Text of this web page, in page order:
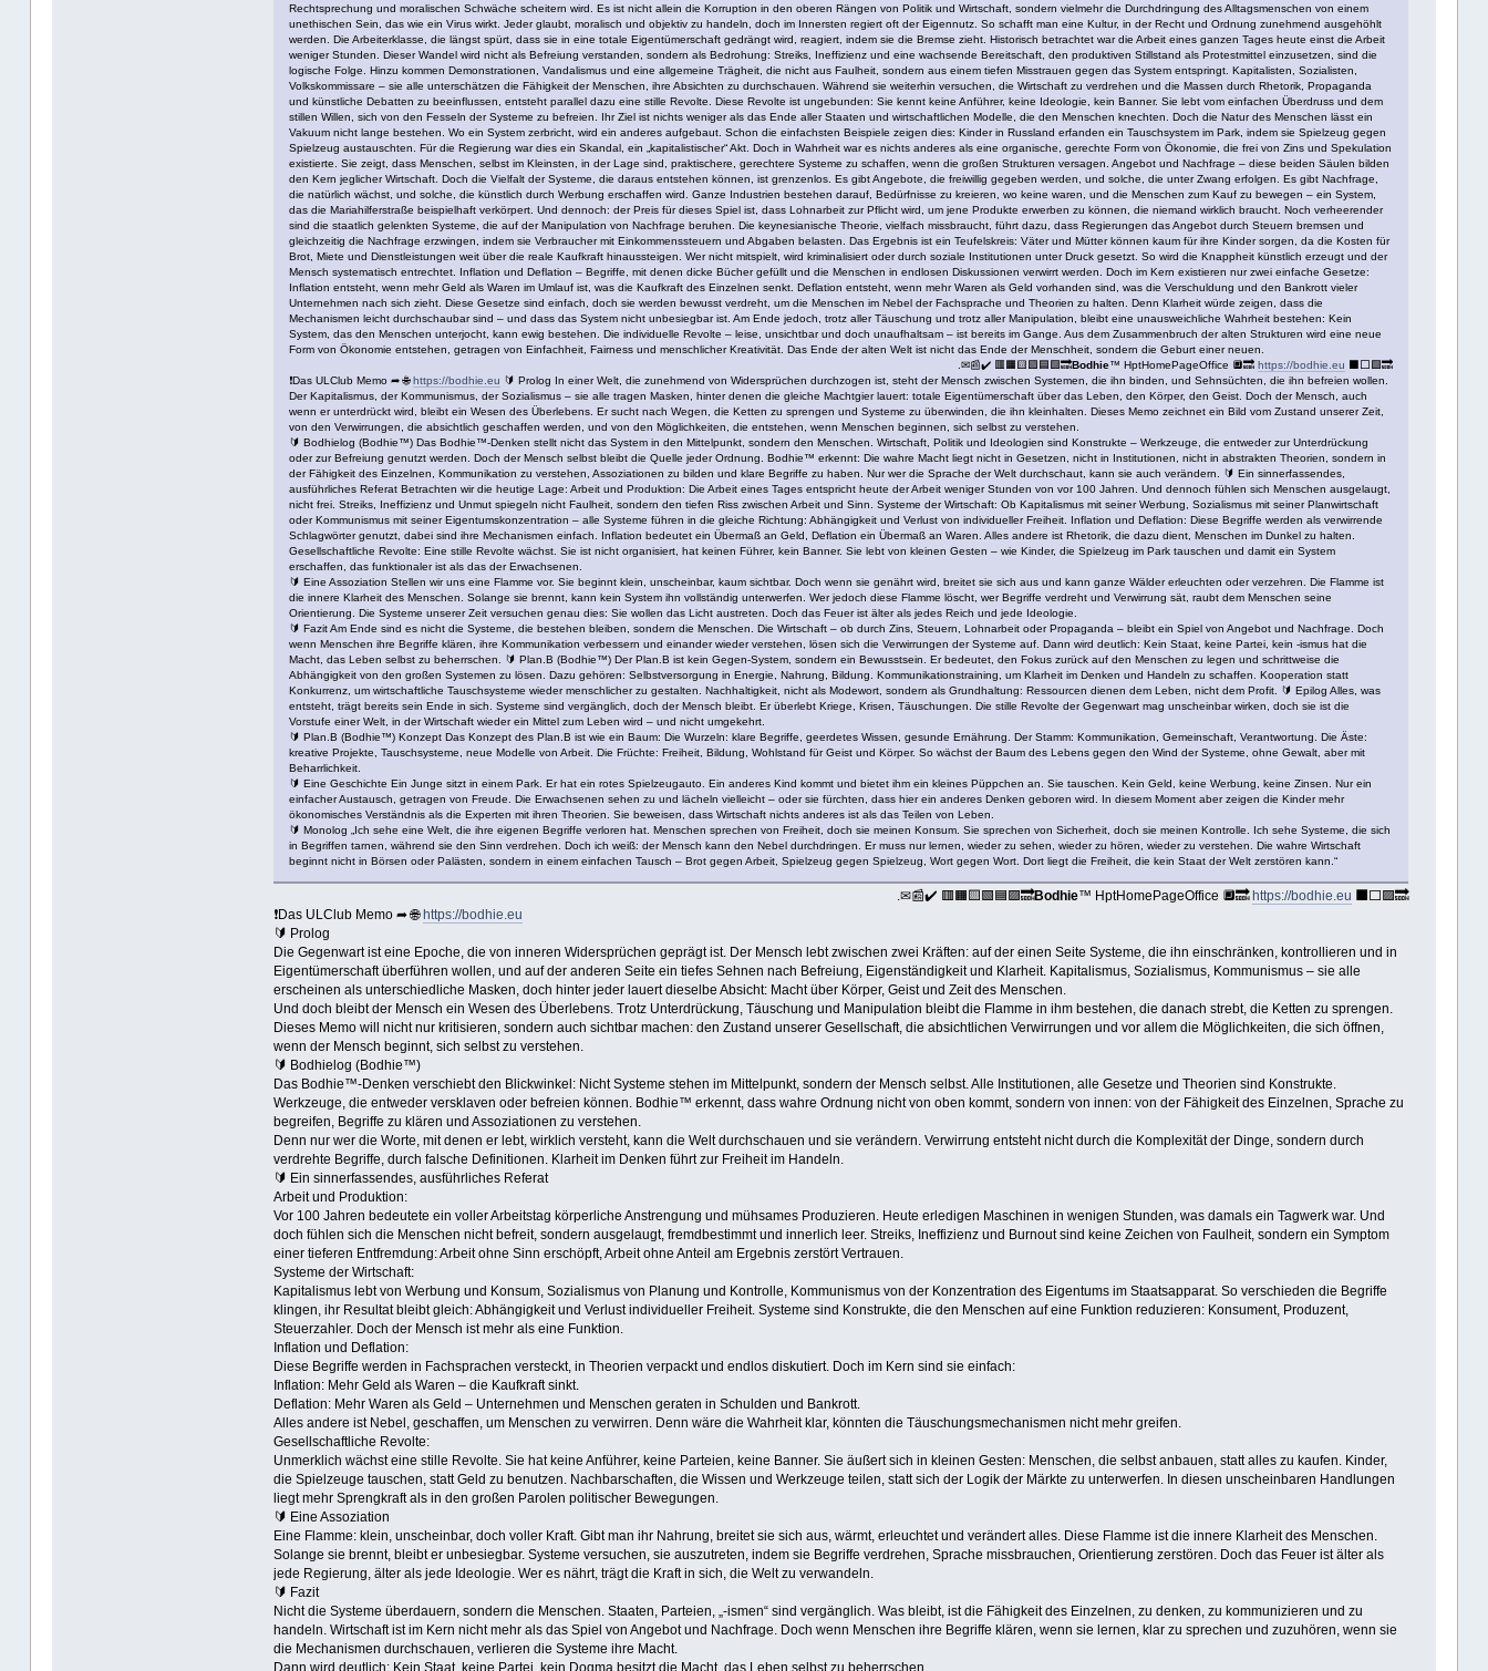
Rechtsprechung und moralischen Schwäche scheitern wird. Es ist nicht allein die Korruption in den oberen Rängen von Politik und Wirtschaft, sondern vielmehr die Durchdringung des Alltagsmenschen von einem
unethischen Sein, das wie ein Virus wirkt. Jeder glaubt, moralisch und objektiv zu handeln, doch im Innersten regiert oft der Eigennutz. So schafft man eine Kultur, in der Recht und Ordnung zunehmend ausgehöhlt
werden. Die Arbeiterklasse, die längst spürt, dass sie in eine totale Eigentümerschaft gedrängt wird, reagiert, indem sie die Bremse zieht. Historisch betrachtet war die Arbeit eines ganzen Tages heute einst die Arbeit
weniger Stunden. Dieser Wandel wird nicht als Befreiung verstanden, sondern als Bedrohung: Streiks, Ineffizienz und eine wachsende Bereitschaft, den produktiven Stillstand als Protestmittel einzusetzen, sind die
logische Folge. Hinzu kommen Demonstrationen, Vandalismus und eine allgemeine Trägheit, die nicht aus Faulheit, sondern aus einem tiefen Misstrauen gegen das System entspringt. Kapitalisten, Sozialisten,
Volkskommissare – sie alle unterschätzen die Fähigkeit der Menschen, ihre Absichten zu durchschauen. Während sie weiterhin versuchen, die Wirtschaft zu verdrehen und die Massen durch Rhetorik, Propaganda
und künstliche Debatten zu beeinflussen, entsteht parallel dazu eine stille Revolte. Diese Revolte ist ungebunden: Sie kennt keine Anführer, keine Ideologie, kein Banner. Sie lebt vom einfachen Überdruss und dem
stillen Willen, sich von den Fesseln der Systeme zu befreien. Ihr Ziel ist nichts weniger als das Ende aller Staaten und wirtschaftlichen Modelle, die den Menschen knechten. Doch die Natur des Menschen lässt ein
Vakuum nicht lange bestehen. Wo ein System zerbricht, wird ein anderes aufgebaut. Schon die einfachsten Beispiele zeigen dies: Kinder in Russland erfanden ein Tauschsystem im Park, indem sie Spielzeug gegen
Spielzeug austauschten. Für die Regierung war dies ein Skandal, ein „kapitalistischer“ Akt. Doch in Wahrheit war es nichts anderes als eine organische, gerechte Form von Ökonomie, die frei von Zins und Spekulation
existierte. Sie zeigt, dass Menschen, selbst im Kleinsten, in der Lage sind, praktischere, gerechtere Systeme zu schaffen, wenn die großen Strukturen versagen. Angebot und Nachfrage – diese beiden Säulen bilden
den Kern jeglicher Wirtschaft. Doch die Vielfalt der Systeme, die daraus entstehen können, ist grenzenlos. Es gibt Angebote, die freiwillig gegeben werden, und solche, die unter Zwang erfolgen. Es gibt Nachfrage,
die natürlich wächst, und solche, die künstlich durch Werbung erschaffen wird. Ganze Industrien bestehen darauf, Bedürfnisse zu kreieren, wo keine waren, und die Menschen zum Kauf zu bewegen – ein System,
das die Mariahilferstraße beispielhaft verkörpert. Und dennoch: der Preis für dieses Spiel ist, dass Lohnarbeit zur Pflicht wird, um jene Produkte erwerben zu können, die niemand wirklich braucht. Noch verheerender
sind die staatlich gelenkten Systeme, die auf der Manipulation von Nachfrage beruhen. Die keynesianische Theorie, vielfach missbraucht, führt dazu, dass Regierungen das Angebot durch Steuern bremsen und
gleichzeitig die Nachfrage erzwingen, indem sie Verbraucher mit Einkommenssteuern und Abgaben belasten. Das Ergebnis ist ein Teufelskreis: Väter und Mütter können kaum für ihre Kinder sorgen, da die Kosten für
Brot, Miete und Dienstleistungen weit über die reale Kaufkraft hinaussteigen. Wer nicht mitspielt, wird kriminalisiert oder durch soziale Institutionen unter Druck gesetzt. So wird die Knappheit künstlich erzeugt und der
Mensch systematisch entrechtet. Inflation und Deflation – Begriffe, mit denen dicke Bücher gefüllt und die Menschen in endlosen Diskussionen verwirrt werden. Doch im Kern existieren nur zwei einfache Gesetze:
Inflation entsteht, wenn mehr Geld als Waren im Umlauf ist, was die Kaufkraft des Einzelnen senkt. Deflation entsteht, wenn mehr Waren als Geld vorhanden sind, was die Verschuldung und den Bankrott vieler
Unternehmen nach sich zieht. Diese Gesetze sind einfach, doch sie werden bewusst verdreht, um die Menschen im Nebel der Fachsprache und Theorien zu halten. Denn Klarheit würde zeigen, dass die
Mechanismen leicht durchschaubar sind – und dass das System nicht unbesiegbar ist. Am Ende jedoch, trotz aller Täuschung und trotz aller Manipulation, bleibt eine unausweichliche Wahrheit bestehen: Kein
System, das den Menschen unterjocht, kann ewig bestehen. Die individuelle Revolte – leise, unsichtbar und doch unaufhaltsam – ist bereits im Gange. Aus dem Zusammenbruch der alten Strukturen wird eine neue
Form von Ökonomie entstehen, getragen von Einfachheit, Fairness und menschlicher Kreativität. Das Ende der alten Welt ist nicht das Ende der Menschheit, sondern die Geburt einer neuen.
.✉📰✔️ 🟥🟧🟨🟩🟦🟪🔜Bodhie™ HptHomePageOffice 🔲🔜https://bodhie.eu ⬛️⬜️🟪🔜
❗Das ULClub Memo ➦ 🌐https://bodhie.eu 🔰 Prolog In einer Welt, die zunehmend von Widersprüchen durchzogen ist, steht der Mensch zwischen Systemen, die ihn binden, und Sehnsüchten, die ihn befreien wollen.
Der Kapitalismus, der Kommunismus, der Sozialismus – sie alle tragen Masken, hinter denen die gleiche Machtgier lauert: totale Eigentümerschaft über das Leben, den Körper, den Geist. Doch der Mensch, auch
wenn er unterdrückt wird, bleibt ein Wesen des Überlebens. Er sucht nach Wegen, die Ketten zu sprengen und Systeme zu überwinden, die ihn kleinhalten. Dieses Memo zeichnet ein Bild vom Zustand unserer Zeit,
von den Verwirrungen, die absichtlich geschaffen werden, und von den Möglichkeiten, die entstehen, wenn Menschen beginnen, sich selbst zu verstehen.
🔰 Bodhielog (Bodhie™) Das Bodhie™-Denken stellt nicht das System in den Mittelpunkt, sondern den Menschen. Wirtschaft, Politik und Ideologien sind Konstrukte – Werkzeuge, die entweder zur Unterdrückung
oder zur Befreiung genutzt werden. Doch der Mensch selbst bleibt die Quelle jeder Ordnung. Bodhie™ erkennt: Die wahre Macht liegt nicht in Gesetzen, nicht in Institutionen, nicht in abstrakten Theorien, sondern in
der Fähigkeit des Einzelnen, Kommunikation zu verstehen, Assoziationen zu bilden und klare Begriffe zu haben. Nur wer die Sprache der Welt durchschaut, kann sie auch verändern. 🔰 Ein sinnerfassendes,
ausführliches Referat Betrachten wir die heutige Lage: Arbeit und Produktion: Die Arbeit eines Tages entspricht heute der Arbeit weniger Stunden von vor 100 Jahren. Und dennoch fühlen sich Menschen ausgelaugt,
nicht frei. Streiks, Ineffizienz und Unmut spiegeln nicht Faulheit, sondern den tiefen Riss zwischen Arbeit und Sinn. Systeme der Wirtschaft: Ob Kapitalismus mit seiner Werbung, Sozialismus mit seiner Planwirtschaft
oder Kommunismus mit seiner Eigentumskonzentration – alle Systeme führen in die gleiche Richtung: Abhängigkeit und Verlust von individueller Freiheit. Inflation und Deflation: Diese Begriffe werden als verwirrende
Schlagwörter genutzt, dabei sind ihre Mechanismen einfach. Inflation bedeutet ein Übermaß an Geld, Deflation ein Übermaß an Waren. Alles andere ist Rhetorik, die dazu dient, Menschen im Dunkel zu halten.
Gesellschaftliche Revolte: Eine stille Revolte wächst. Sie ist nicht organisiert, hat keinen Führer, kein Banner. Sie lebt von kleinen Gesten – wie Kinder, die Spielzeug im Park tauschen und damit ein System
erschaffen, das funktionaler ist als das der Erwachsenen.
🔰 Eine Assoziation Stellen wir uns eine Flamme vor. Sie beginnt klein, unscheinbar, kaum sichtbar. Doch wenn sie genährt wird, breitet sie sich aus und kann ganze Wälder erleuchten oder verzehren. Die Flamme ist
die innere Klarheit des Menschen. Solange sie brennt, kann kein System ihn vollständig unterwerfen. Wer jedoch diese Flamme löscht, wer Begriffe verdreht und Verwirrung sät, raubt dem Menschen seine
Orientierung. Die Systeme unserer Zeit versuchen genau dies: Sie wollen das Licht austreten. Doch das Feuer ist älter als jedes Reich und jede Ideologie.
🔰 Fazit Am Ende sind es nicht die Systeme, die bestehen bleiben, sondern die Menschen. Die Wirtschaft – ob durch Zins, Steuern, Lohnarbeit oder Propaganda – bleibt ein Spiel von Angebot und Nachfrage. Doch
wenn Menschen ihre Begriffe klären, ihre Kommunikation verbessern und einander wieder verstehen, lösen sich die Verwirrungen der Systeme auf. Dann wird deutlich: Kein Staat, keine Partei, kein -ismus hat die
Macht, das Leben selbst zu beherrschen. 🔰 Plan.B (Bodhie™) Der Plan.B ist kein Gegen-System, sondern ein Bewusstsein. Er bedeutet, den Fokus zurück auf den Menschen zu legen und schrittweise die
Abhängigkeit von den großen Systemen zu lösen. Dazu gehören: Selbstversorgung in Energie, Nahrung, Bildung. Kommunikationstraining, um Klarheit im Denken und Handeln zu schaffen. Kooperation statt
Konkurrenz, um wirtschaftliche Tauschsysteme wieder menschlicher zu gestalten. Nachhaltigkeit, nicht als Modewort, sondern als Grundhaltung: Ressourcen dienen dem Leben, nicht dem Profit. 🔰 Epilog Alles, was
entsteht, trägt bereits sein Ende in sich. Systeme sind vergänglich, doch der Mensch bleibt. Er überlebt Kriege, Krisen, Täuschungen. Die stille Revolte der Gegenwart mag unscheinbar wirken, doch sie ist die
Vorstufe einer Welt, in der Wirtschaft wieder ein Mittel zum Leben wird – und nicht umgekehrt.
🔰 Plan.B (Bodhie™) Konzept Das Konzept des Plan.B ist wie ein Baum: Die Wurzeln: klare Begriffe, geerdetes Wissen, gesunde Ernährung. Der Stamm: Kommunikation, Gemeinschaft, Verantwortung. Die Äste:
kreative Projekte, Tauschsysteme, neue Modelle von Arbeit. Die Früchte: Freiheit, Bildung, Wohlstand für Geist und Körper. So wächst der Baum des Lebens gegen den Wind der Systeme, ohne Gewalt, aber mit
Beharrlichkeit.
🔰 Eine Geschichte Ein Junge sitzt in einem Park. Er hat ein rotes Spielzeugauto. Ein anderes Kind kommt und bietet ihm ein kleines Püppchen an. Sie tauschen. Kein Geld, keine Werbung, keine Zinsen. Nur ein
einfacher Austausch, getragen von Freude. Die Erwachsenen sehen zu und lächeln vielleicht – oder sie fürchten, dass hier ein anderes Denken geboren wird. In diesem Moment aber zeigen die Kinder mehr
ökonomisches Verständnis als die Experten mit ihren Theorien. Sie beweisen, dass Wirtschaft nichts anderes ist als das Teilen von Leben.
🔰 Monolog „Ich sehe eine Welt, die ihre eigenen Begriffe verloren hat. Menschen sprechen von Freiheit, doch sie meinen Konsum. Sie sprechen von Sicherheit, doch sie meinen Kontrolle. Ich sehe Systeme, die sich
in Begriffen tarnen, während sie den Sinn verdrehen. Doch ich weiß: der Mensch kann den Nebel durchdringen. Er muss nur lernen, wieder zu sehen, wieder zu hören, wieder zu verstehen. Die wahre Wirtschaft
beginnt nicht in Börsen oder Palästen, sondern in einem einfachen Tausch – Brot gegen Arbeit, Spielzeug gegen Spielzeug, Wort gegen Wort. Dort liegt die Freiheit, die kein Staat der Welt zerstören kann.“
.✉📰✔️ 🟥🟧🟨🟩🟦🟪🔜Bodhie™ HptHomePageOffice 🔲🔜https://bodhie.eu ⬛️⬜️🟪🔜
❗Das ULClub Memo ➦ 🌐https://bodhie.eu
🔰 Prolog
Die Gegenwart ist eine Epoche, die von inneren Widersprüchen geprägt ist. Der Mensch lebt zwischen zwei Kräften: auf der einen Seite Systeme, die ihn einschränken, kontrollieren und in
Eigentümerschaft überführen wollen, und auf der anderen Seite ein tiefes Sehnen nach Befreiung, Eigenständigkeit und Klarheit. Kapitalismus, Sozialismus, Kommunismus – sie alle
erscheinen als unterschiedliche Masken, doch hinter jeder lauert dieselbe Absicht: Macht über Körper, Geist und Zeit des Menschen.
Und doch bleibt der Mensch ein Wesen des Überlebens. Trotz Unterdrückung, Täuschung und Manipulation bleibt die Flamme in ihm bestehen, die danach strebt, die Ketten zu sprengen.
Dieses Memo will nicht nur kritisieren, sondern auch sichtbar machen: den Zustand unserer Gesellschaft, die absichtlichen Verwirrungen und vor allem die Möglichkeiten, die sich öffnen,
wenn der Mensch beginnt, sich selbst zu verstehen.
🔰 Bodhielog (Bodhie™)
Das Bodhie™-Denken verschiebt den Blickwinkel: Nicht Systeme stehen im Mittelpunkt, sondern der Mensch selbst. Alle Institutionen, alle Gesetze und Theorien sind Konstrukte.
Werkzeuge, die entweder versklaven oder befreien können. Bodhie™ erkennt, dass wahre Ordnung nicht von oben kommt, sondern von innen: von der Fähigkeit des Einzelnen, Sprache zu
begreifen, Begriffe zu klären und Assoziationen zu verstehen.
Denn nur wer die Worte, mit denen er lebt, wirklich versteht, kann die Welt durchschauen und sie verändern. Verwirrung entsteht nicht durch die Komplexität der Dinge, sondern durch
verdrehte Begriffe, durch falsche Definitionen. Klarheit im Denken führt zur Freiheit im Handeln.
🔰 Ein sinnerfassendes, ausführliches Referat
Arbeit und Produktion:
Vor 100 Jahren bedeutete ein voller Arbeitstag körperliche Anstrengung und mühsames Produzieren. Heute erledigen Maschinen in wenigen Stunden, was damals ein Tagwerk war. Und
doch fühlen sich die Menschen nicht befreit, sondern ausgelaugt, fremdbestimmt und innerlich leer. Streiks, Ineffizienz und Burnout sind keine Zeichen von Faulheit, sondern ein Symptom
einer tieferen Entfremdung: Arbeit ohne Sinn erschöpft, Arbeit ohne Anteil am Ergebnis zerstört Vertrauen.
Systeme der Wirtschaft:
Kapitalismus lebt von Werbung und Konsum, Sozialismus von Planung und Kontrolle, Kommunismus von der Konzentration des Eigentums im Staatsapparat. So verschieden die Begriffe
klingen, ihr Resultat bleibt gleich: Abhängigkeit und Verlust individueller Freiheit. Systeme sind Konstrukte, die den Menschen auf eine Funktion reduzieren: Konsument, Produzent,
Steuerzahler. Doch der Mensch ist mehr als eine Funktion.
Inflation und Deflation:
Diese Begriffe werden in Fachsprachen versteckt, in Theorien verpackt und endlos diskutiert. Doch im Kern sind sie einfach:
Inflation: Mehr Geld als Waren – die Kaufkraft sinkt.
Deflation: Mehr Waren als Geld – Unternehmen und Menschen geraten in Schulden und Bankrott.
Alles andere ist Nebel, geschaffen, um Menschen zu verwirren. Denn wäre die Wahrheit klar, könnten die Täuschungsmechanismen nicht mehr greifen.
Gesellschaftliche Revolte:
Unmerklich wächst eine stille Revolte. Sie hat keine Anführer, keine Parteien, keine Banner. Sie äußert sich in kleinen Gesten: Menschen, die selbst anbauen, statt alles zu kaufen. Kinder,
die Spielzeuge tauschen, statt Geld zu benutzen. Nachbarschaften, die Wissen und Werkzeuge teilen, statt sich der Logik der Märkte zu unterwerfen. In diesen unscheinbaren Handlungen
liegt mehr Sprengkraft als in den großen Parolen politischer Bewegungen.
🔰 Eine Assoziation
Eine Flamme: klein, unscheinbar, doch voller Kraft. Gibt man ihr Nahrung, breitet sie sich aus, wärmt, erleuchtet und verändert alles. Diese Flamme ist die innere Klarheit des Menschen.
Solange sie brennt, bleibt er unbesiegbar. Systeme versuchen, sie auszutreten, indem sie Begriffe verdrehen, Sprache missbrauchen, Orientierung zerstören. Doch das Feuer ist älter als
jede Regierung, älter als jede Ideologie. Wer es nährt, trägt die Kraft in sich, die Welt zu verwandeln.
🔰 Fazit
Nicht die Systeme überdauern, sondern die Menschen. Staaten, Parteien, „-ismen“ sind vergänglich. Was bleibt, ist die Fähigkeit des Einzelnen, zu denken, zu kommunizieren und zu
handeln. Wirtschaft ist im Kern nicht mehr als das Spiel von Angebot und Nachfrage. Doch wenn Menschen ihre Begriffe klären, wenn sie lernen, klar zu sprechen und zuzuhören, wenn sie
die Mechanismen durchschauen, verlieren die Systeme ihre Macht.
Dann wird deutlich: Kein Staat, keine Partei, kein Dogma besitzt die Macht, das Leben selbst zu beherrschen.